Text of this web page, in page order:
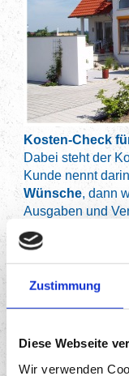
Zustimmung
Diese Webseite
Wir verwenden
Kosten-Check
Dabei steht der
Kunde nennt
Wünsche, dann
Ausgaben und
Vertrags-Check
Im Vertrags-
Die Frage lautet: